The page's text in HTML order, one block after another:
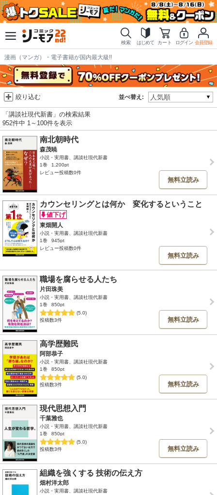
検索 はじめて カート ログイン 会員登録
漫画（マンガ）・電子書籍が国内最大級!!
並べ替え:
絞り込む
「講談社現代新書」の検索結果
952件中 1～100件を表示
南北朝時代
森茂暁
小説・実用書、講談社現代新書
1巻
1,200pt
レビュー投稿数0件
無料立読み
カウンセリングとは何か 変化するということ
東畑開人
小説・実用書、講談社現代新書
1巻
945pt
レビュー投稿数0件
無料立読み
職場を腐らせる人たち
片田珠美
小説・実用書、講談社現代新書
1巻
850pt
(5.0)
投稿数3件
無料立読み
高学歴難民
阿部恭子
小説・実用書、講談社現代新書
1巻
850pt
(5.0)
投稿数3件
無料立読み
現代思想入門
千葉雅也
小説・実用書、講談社現代新書
1巻
850pt
(5.0)
投稿数3件
無料立読み
組織を強くする 技術の伝え方
畑村洋太郎
小説・実用書、講談社現代新書